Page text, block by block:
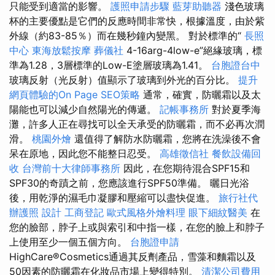
只能受到適當的影響。 護照申請步驟 藍芽助聽器 淺色玻璃
杯的主要優點是它們的反應時間非常快，根據溫度，由於紫
外線（約83-85％）而在幾秒鐘內變黑。 對於標準的“ 長照
中心 東海放鬆按摩 葬儀社 4-16arg-4low-e”絕緣玻璃，標
準為1.28，3層標準的Low-E塗層玻璃為1.41。 台胞證台中
玻璃反射（光反射）值顯示了玻璃到外光的百分比。 提升
網頁體驗的On Page SEO策略 通常，確實，防曬霜以及太
陽能也可以減少自然陽光的傳遞。 記帳事務所 對於夏季海
灘，許多人正在尋找可以全天承受的防曬霜，而不必再次潤
滑。 桃園外燴 還值得了解防水防曬霜，您將在洗澡後不會
呆在原地，因此您不能整日忍受。 高雄徵信社 餐飲設備回
收 台灣前十大律師事務所 因此，在您期待混合SPF15和
SPF30的奇蹟之前，您應該進行SPF50準備。 曬日光浴
後，用乾淨的濕毛巾凝膠和壓縮可以盡快促進。 旅行社代
辦護照 設計 工商登記 歐式風格外燴料理 眼下細紋醫美 在
您的臉部，脖子上或與索引和中指一樣，在您的臉上和脖子
上使用至少一個五個方向。 台胞證申請
HighCare®Cosmetics通過其反劑產品，雪藻和麵霜以及
50因素的防曬霜在化妝品市場上變得特別。 清潔公司費用